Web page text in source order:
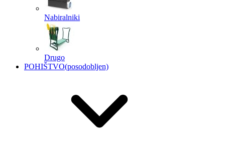
Nabiralniki
Drugo
POHIŠTVO(posodobljen)